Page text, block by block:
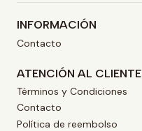
INFORMACIÓN
Contacto
ATENCIÓN AL CLIENTE
Términos y Condiciones
Contacto
Política de reembolso